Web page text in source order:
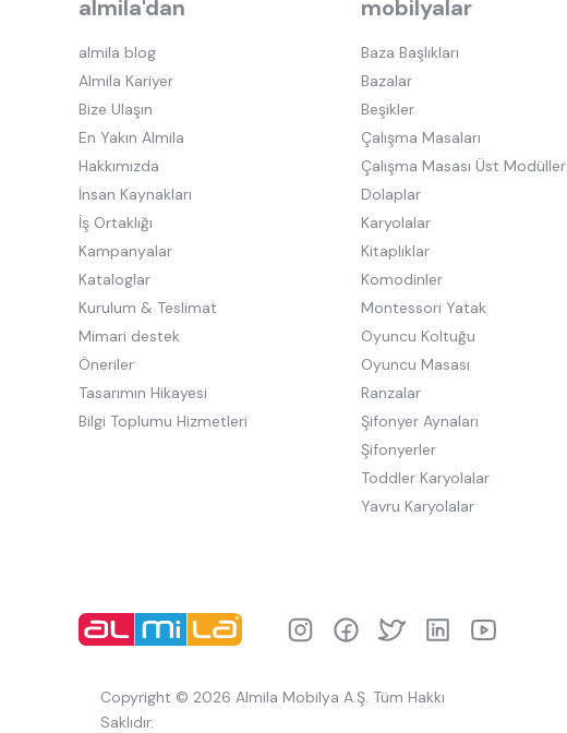
almila'dan
almila blog
Almila Kariyer
Bize Ulaşın
En Yakın Almila
Hakkımızda
İnsan Kaynakları
İş Ortaklığı
Kampanyalar
Kataloglar
Kurulum & Teslimat
Mimari destek
Öneriler
Tasarımın Hikayesi
Bilgi Toplumu Hizmetleri
mobilyalar
Baza Başlıkları
Bazalar
Beşikler
Çalışma Masaları
Çalışma Masası Üst Modüller
Dolaplar
Karyolalar
Kitaplıklar
Komodinler
Montessori Yatak
Oyuncu Koltuğu
Oyuncu Masası
Ranzalar
Şifonyer Aynaları
Şifonyerler
Toddler Karyolalar
Yavru Karyolalar
Copyright © 2026 Almila Mobilya A.Ş. Tüm Hakkı
Saklıdır.